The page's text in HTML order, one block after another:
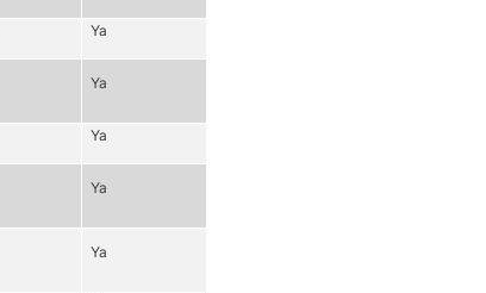
Ya
Ya
Ya
Ya
Ya